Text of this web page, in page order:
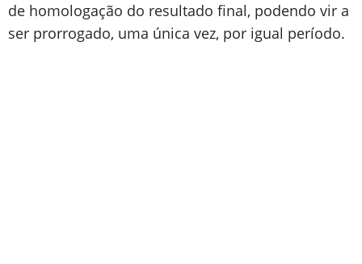
de homologação do resultado final, podendo vir a
ser prorrogado, uma única vez, por igual período.